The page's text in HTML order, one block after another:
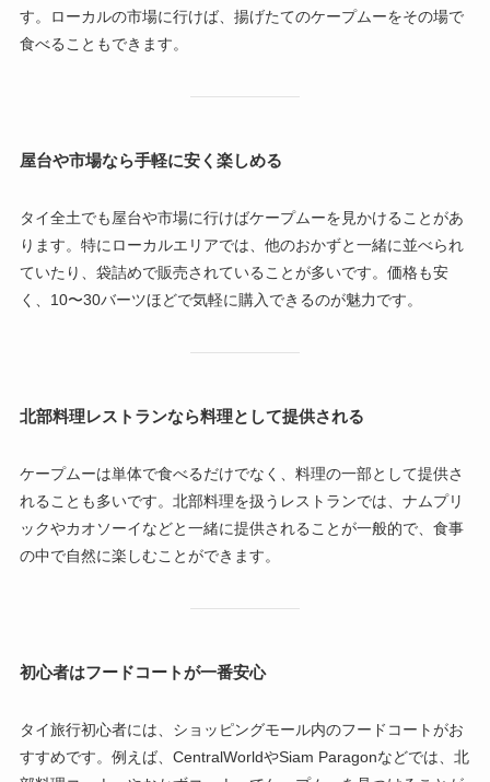
す。ローカルの市場に行けば、揚げたてのケープムーをその場で
食べることもできます。
屋台や市場なら手軽に安く楽しめる
タイ全土でも屋台や市場に行けばケープムーを見かけることがあ
ります。特にローカルエリアでは、他のおかずと一緒に並べられ
ていたり、袋詰めで販売されていることが多いです。価格も安
く、10〜30バーツほどで気軽に購入できるのが魅力です。
北部料理レストランなら料理として提供される
ケープムーは単体で食べるだけでなく、料理の一部として提供さ
れることも多いです。北部料理を扱うレストランでは、ナムプリ
ックやカオソーイなどと一緒に提供されることが一般的で、食事
の中で自然に楽しむことができます。
初心者はフードコートが一番安心
タイ旅行初心者には、ショッピングモール内のフードコートがお
すすめです。例えば、CentralWorldやSiam Paragonなどでは、北